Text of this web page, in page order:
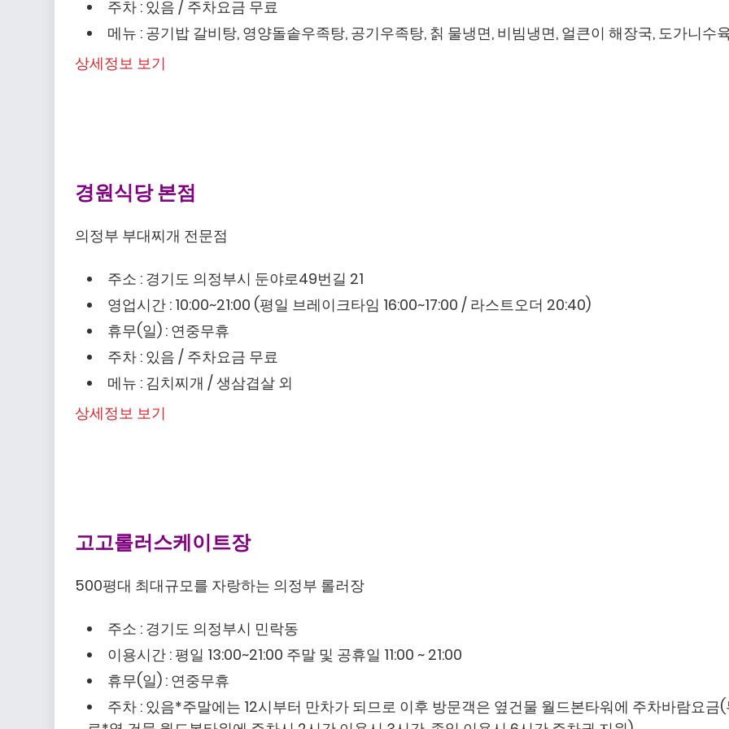
주차 : 있음 / 주차요금 무료
메뉴 : 공기밥 갈비탕, 영양돌솥우족탕, 공기우족탕, 칡 물냉면, 비빔냉면, 얼큰이 해장국, 도가니수
상세정보 보기
경원식당 본점
의정부 부대찌개 전문점
주소 : 경기도 의정부시 둔야로49번길 21
영업시간 : 10:00~21:00 (평일 브레이크타임 16:00~17:00 / 라스트오더 20:40)
휴무(일) : 연중무휴
주차 : 있음 / 주차요금 무료
메뉴 : 김치찌개 / 생삼겹살 외
상세정보 보기
고고롤러스케이트장
500평대 최대규모를 자랑하는 의정부 롤러장
주소 : 경기도 의정부시 민락동
이용시간 : 평일 13:00~21:00 주말 및 공휴일 11:00 ~ 21:00
휴무(일) : 연중무휴
주차 : 있음*주말에는 12시부터 만차가 되므로 이후 방문객은 옆건물 월드본타워에 주차바람요금